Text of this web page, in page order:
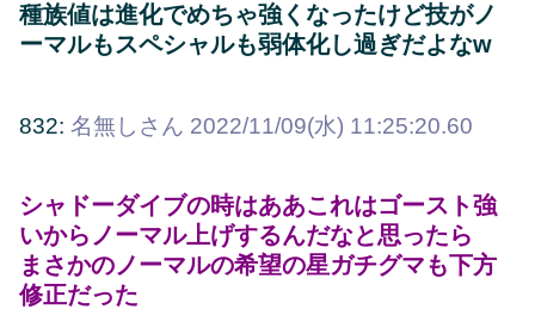
種族値は進化でめちゃ強くなったけど技がノ
ーマルもスペシャルも弱体化し過ぎだよなw
832: 名無しさん 2022/11/09(水) 11:25:20.60
シャドーダイブの時はああこれはゴースト強
いからノーマル上げするんだなと思ったら
まさかのノーマルの希望の星ガチグマも下方
修正だった